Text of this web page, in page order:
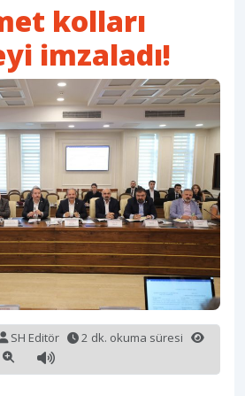
kolları
imzaladı!
SH Editör
2 dk. okuma süresi